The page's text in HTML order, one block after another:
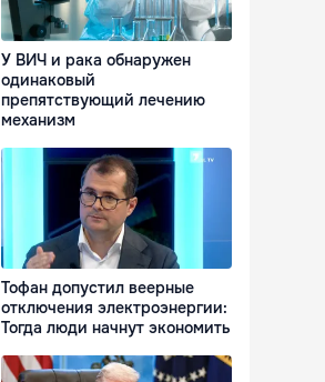
У ВИЧ и рака обнаружен
одинаковый
препятствующий лечению
механизм
Тофан допустил веерные
отключения электроэнергии:
Тогда люди начнут экономить